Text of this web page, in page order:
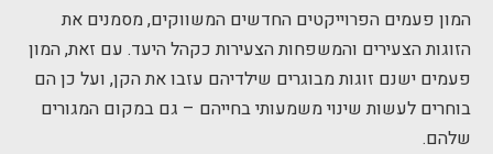
המון פעמים הפרוייקטים החדשים המשווקים, מסמנים את
הזוגות הצעירים והמשפחות הצעירות כקהל היעד. עם זאת, המון
פעמים ישנם זוגות מבוגרים שילדיהם עזבו את הקן, ועל כן הם
בוחרים לעשות שינוי משמעותי בחייהם – גם במקום המגורים
שלהם.